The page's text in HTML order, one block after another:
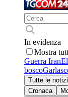
In evidenza
Mostra
Guerra Iran
bosco
Tutte le
Cronaca